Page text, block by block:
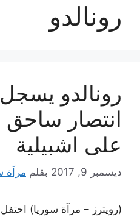
رونالدو
رونالدو
انتصار ساحق
على اشبيلية
ديسمبر 9, 2017 بقلم مرآة
(رويترز – مرآة سوريا) احتفل